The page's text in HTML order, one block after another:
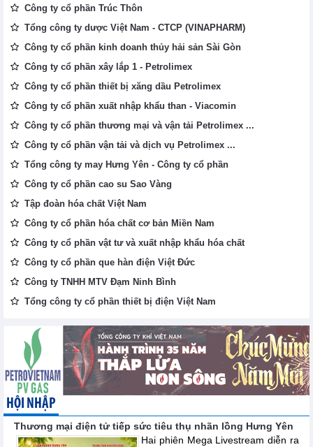
Công ty cổ phần Trúc Thôn
Tổng công ty dược Việt Nam - CTCP (VINAPHARM)
Công ty cổ phần kinh doanh thủy hải sản Sài Gòn
Công ty cổ phần xây lắp 1 - Petrolimex
Công ty cổ phần thiết bị xăng dầu Petrolimex
Công ty cổ phần xuất nhập khẩu than - Viacomin
Công ty cổ phần thương mại và vận tải Petrolimex ...
Công ty cổ phần vận tải và dịch vụ Petrolimex ...
Tổng công ty may Hưng Yên - Công ty cổ phần
Công ty cổ phần cao su Sao Vàng
Tập đoàn hóa chất Việt Nam
Công ty cổ phần hóa chất cơ bản Miền Nam
Công ty cổ phần vật tư và xuất nhập khẩu hóa chất
Công ty cổ phần que hàn điện Việt Đức
Công ty TNHH MTV Đạm Ninh Bình
Tổng công ty cổ phần thiết bị điện Việt Nam
HỘI NHẬP
Thương mại điện tử tiếp sức tiêu thụ nhãn lồng Hưng Yên
Hai phiên Mega Livestream diễn ra